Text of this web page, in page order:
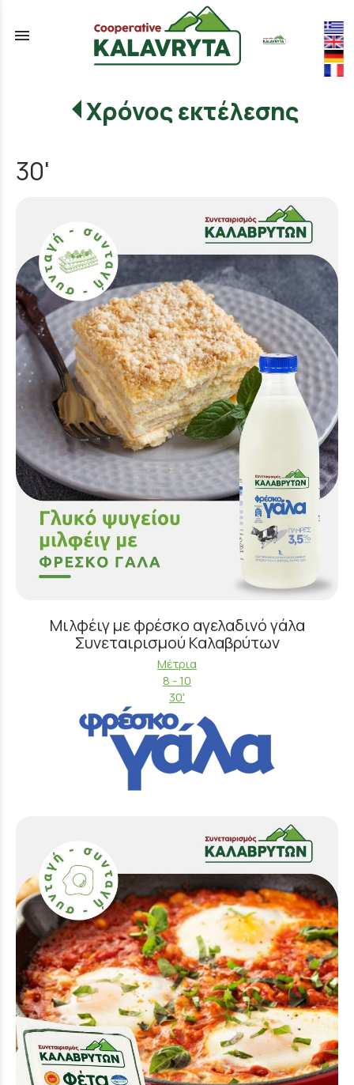
menu
Χρόνος εκτέλεσης
30'
Μιλφέιγ με φρέσκο αγελαδινό γάλα
Συνεταιρισμού Καλαβρύτων
Μέτρια
8 - 10
30'